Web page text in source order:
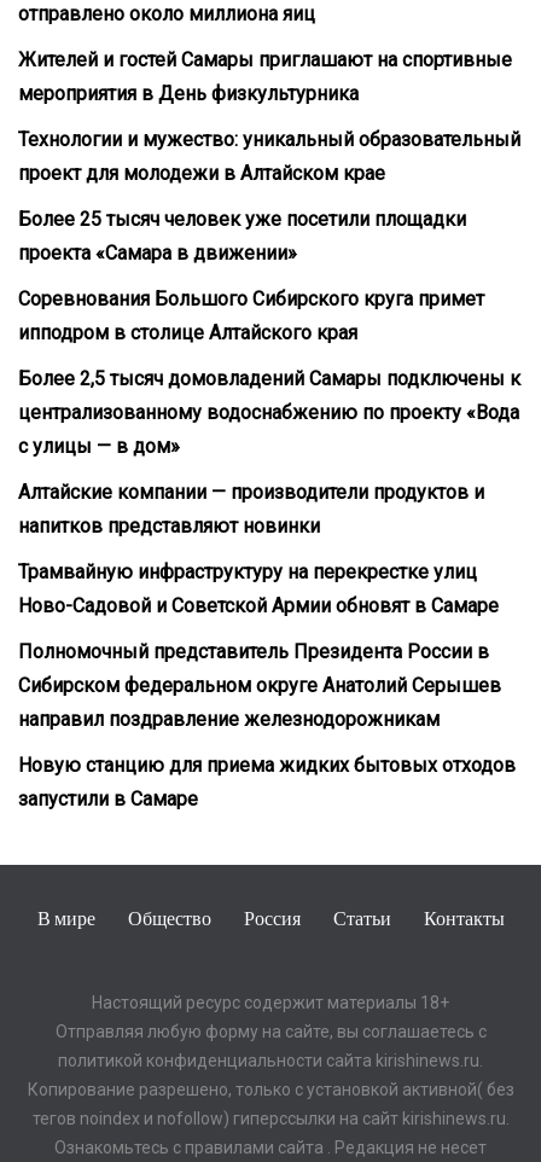
отправлено около миллиона яиц
Жителей и гостей Самары приглашают на спортивные
мероприятия в День физкультурника
Технологии и мужество: уникальный образовательный
проект для молодежи в Алтайском крае
Более 25 тысяч человек уже посетили площадки
проекта «Самара в движении»
Соревнования Большого Сибирского круга примет
ипподром в столице Алтайского края
Более 2,5 тысяч домовладений Самары подключены к
централизованному водоснабжению по проекту «Вода
с улицы — в дом»
Алтайские компании — производители продуктов и
напитков представляют новинки
Трамвайную инфраструктуру на перекрестке улиц
Ново-Садовой и Советской Армии обновят в Самаре
Полномочный представитель Президента России в
Сибирском федеральном округе Анатолий Серышев
направил поздравление железнодорожникам
Новую станцию для приема жидких бытовых отходов
запустили в Самаре
В мире Общество Россия Статьи Контакты
Настоящий ресурс содержит материалы 18+
Отправляя любую форму на сайте, вы соглашаетесь с
политикой конфиденциальности сайта kirishinews.ru.
Копирование разрешено, только с установкой активной( без
тегов noindex и nofollow) гиперссылки на сайт kirishinews.ru.
Ознакомьтесь с правилами сайта . Редакция не несет